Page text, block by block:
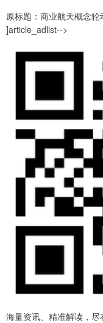
原标题：商业航天概念
]article_adlist-->
海量资讯、精准解读，尽